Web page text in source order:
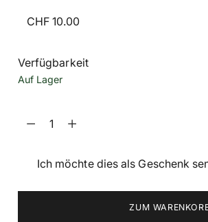
Verfügbarkeit
Auf Lager
Menge
Ich möchte dies als Geschenk
ZUM